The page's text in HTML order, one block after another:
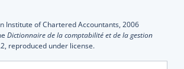
Institute of Chartered Accountants, 2006
Dictionnaire de la comptabilité et de la gestion
reproduced under license.